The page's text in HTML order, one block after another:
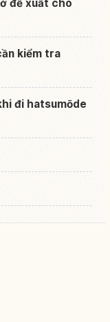
đề xuất cho
kiểm tra
đi hatsumōde